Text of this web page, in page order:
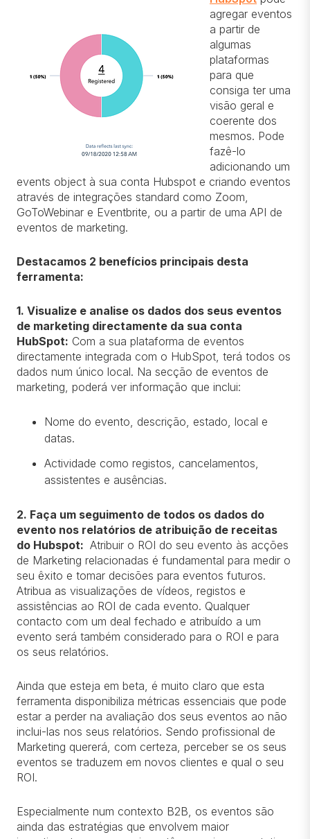
agregar eventos
a partir de
algumas
plataformas
para que
consiga ter uma
visão geral e
coerente dos
mesmos. Pode
fazê-lo
adicionando um
events object à sua conta Hubspot e criando eventos
através de integrações standard como Zoom,
GoToWebinar e Eventbrite, ou a partir de uma API de
eventos de marketing.
Destacamos 2 benefícios principais desta
ferramenta:
1. Visualize e analise os dados dos seus eventos
de marketing directamente da sua conta
HubSpot: Com a sua plataforma de eventos
directamente integrada com o HubSpot, terá todos os
dados num único local. Na secção de eventos de
marketing, poderá ver informação que inclui:
Nome do evento, descrição, estado, local e
datas.
Actividade como registos, cancelamentos,
assistentes e ausências.
2. Faça um seguimento de todos os dados do
evento nos relatórios de atribuição de receitas
do Hubspot: Atribuir o ROI do seu evento às acções
de Marketing relacionadas é fundamental para medir o
seu êxito e tomar decisões para eventos futuros.
Atribua as visualizações de vídeos, registos e
assistências ao ROI de cada evento. Qualquer
contacto com um deal fechado e atribuído a um
evento será também considerado para o ROI e para
os seus relatórios.
Ainda que esteja em beta, é muito claro que esta
ferramenta disponibiliza métricas essenciais que pode
estar a perder na avaliação dos seus eventos ao não
inclui-las nos seus relatórios. Sendo profissional de
Marketing quererá, com certeza, perceber se os seus
eventos se traduzem em novos clientes e qual o seu
ROI.
Especialmente num contexto B2B, os eventos são
ainda das estratégias que envolvem maior